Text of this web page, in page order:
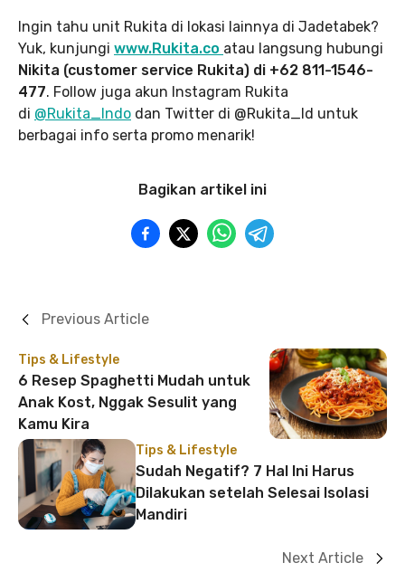
Ingin tahu unit Rukita di lokasi lainnya di Jadetabek?
Yuk, kunjungi www.Rukita.co atau langsung hubungi
Nikita (customer service Rukita) di +62 811-1546-
477. Follow juga akun Instagram Rukita
di @Rukita_Indo dan Twitter di @Rukita_Id untuk
berbagai info serta promo menarik!
Bagikan artikel ini
Tips & Lifestyle
6 Resep Spaghetti Mudah untuk
Anak Kost, Nggak Sesulit yang
Kamu Kira
Previous Article
Tips & Lifestyle
Sudah Negatif? 7 Hal Ini Harus
Dilakukan setelah Selesai Isolasi
Mandiri
Next Article